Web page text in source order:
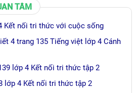
TÂM
Kết nối tri thức với cuộc sống
4 trang 135 Tiếng việt lớp 4 Cánh
lớp 4 Kết nối tri thức tập 2
lớp 4 Kết nối tri thức tập 2